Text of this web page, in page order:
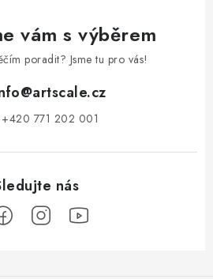
vám s výběrem
poradit? Jsme tu pro vás!
@artscale.cz
+420 771 202 001​